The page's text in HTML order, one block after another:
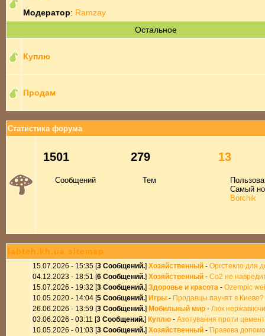
Модератор: Ramzay
Остальное
Куплю
Продам
Статистика форума
1501
Сообщений
279
Тем
13
Самый
Borchik
labteh.kh.ua sitemap
15.07.2026 - 15:35 [3 Сообщений.] Хозяйственный - Оргстекло для
04.12.2023 - 18:51 [6 Сообщений.] Хозяйственный - Со2 не
15.07.2026 - 19:32 [3 Сообщений.] Здоровье и красота - Ozempic
10.05.2020 - 14:04 [5 Сообщений.] Игры - Продавцы паучят в Киеве?
26.06.2026 - 13:59 [3 Сообщений.] Мобильный мир - Люк
03.06.2026 - 03:11 [3 Сообщений.] Куплю - Азотування проти
10.05.2026 - 01:03 [3 Сообщений.] Хозяйственный - Правова